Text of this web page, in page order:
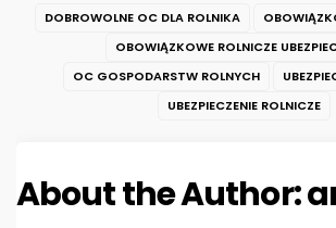
DOBROWOLNE OC DLA ROLNIKA
OBOWIĄZKOWE ROLNICZE
OC GOSPODARSTW ROLNYCH
UBEZPIECZENIE ROLNICZE
About the Author: